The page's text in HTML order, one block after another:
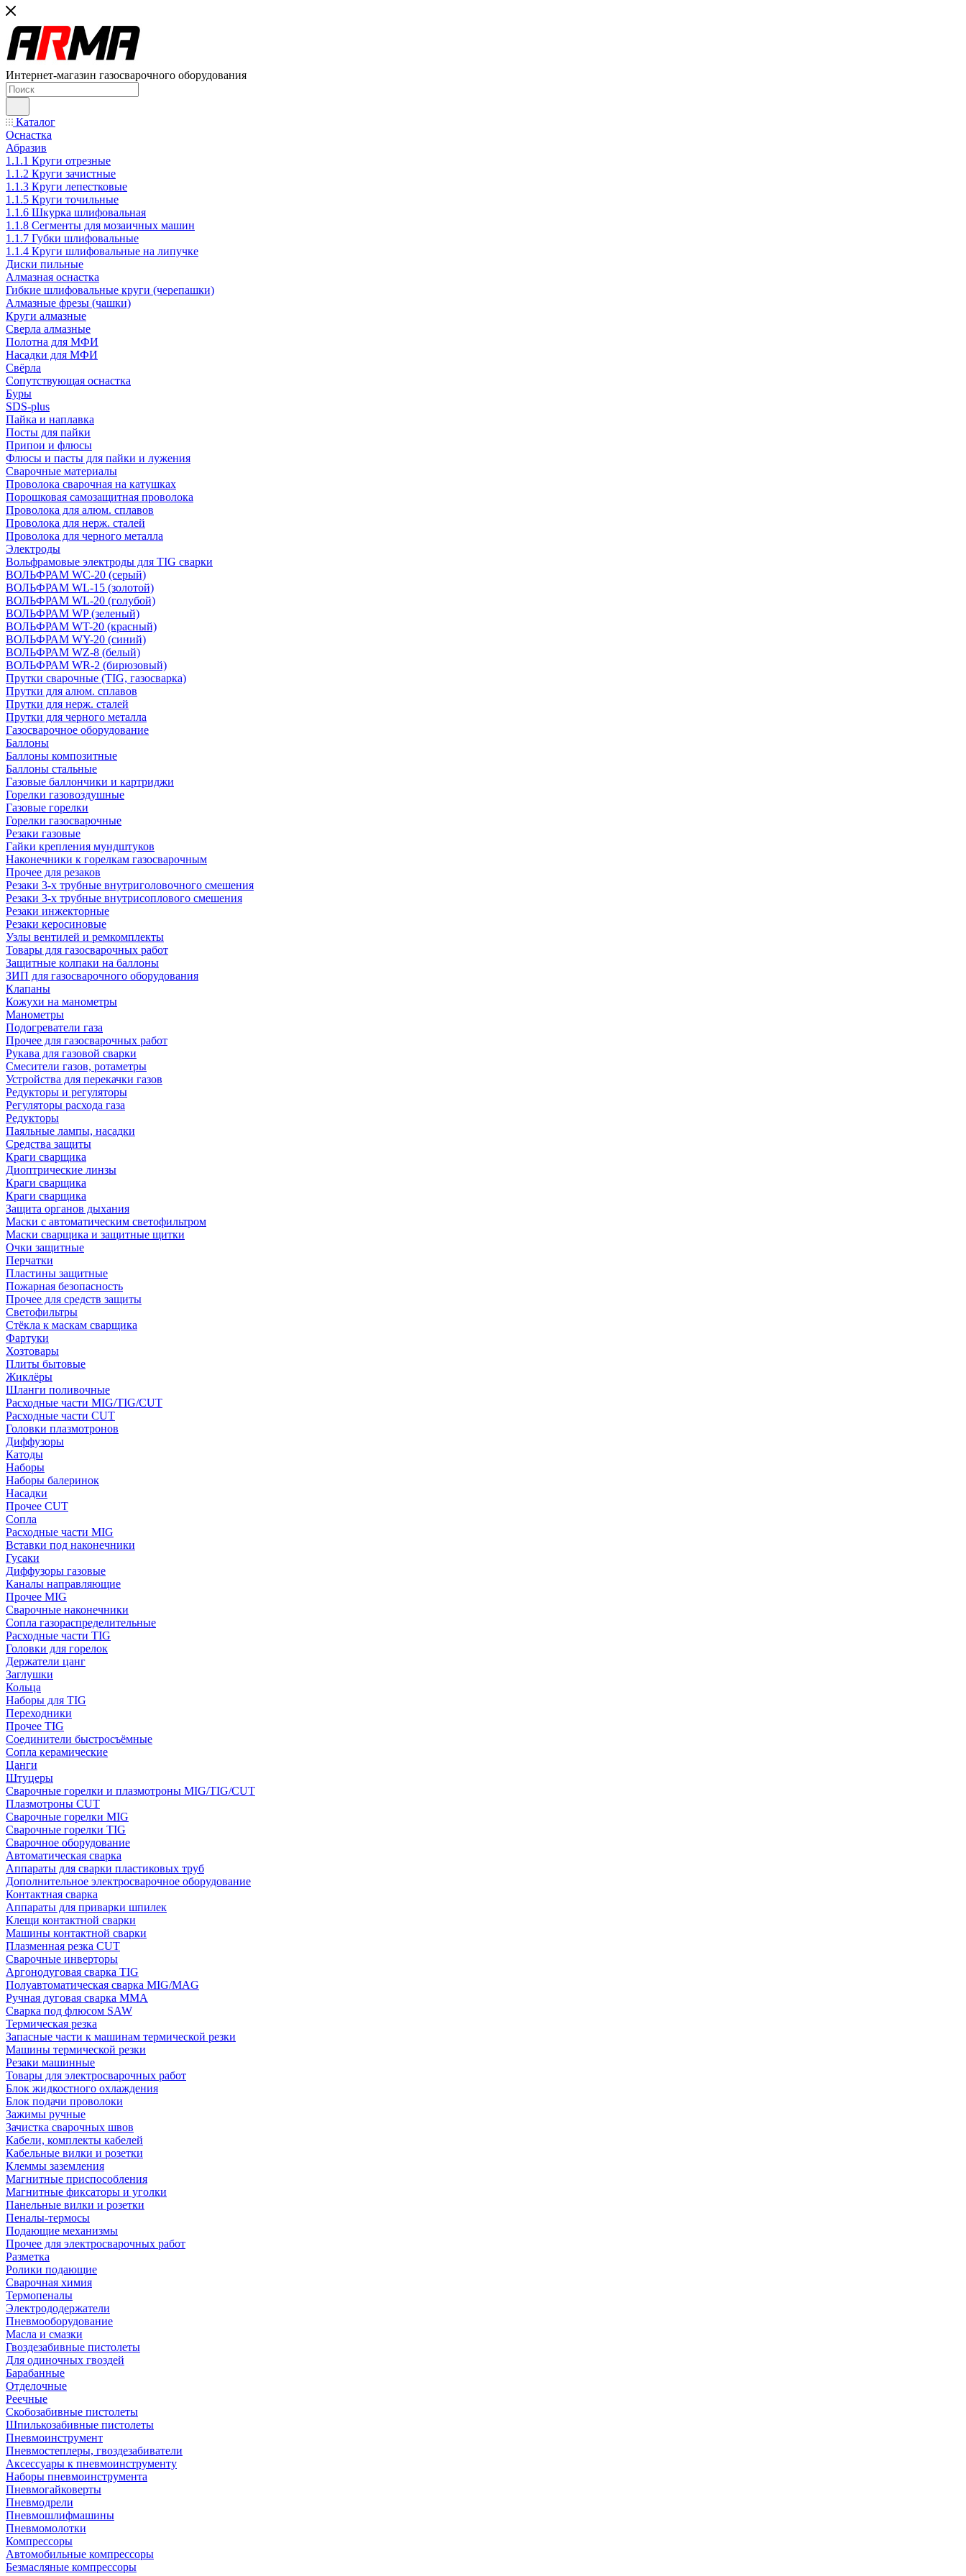
Интернет-магазин газосварочного оборудования
Каталог
Оснастка
Абразив
1.1.1 Круги отрезные
1.1.2 Круги зачистные
1.1.3 Круги лепестковые
1.1.5 Круги точильные
1.1.6 Шкурка шлифовальная
1.1.8 Сегменты для мозаичных машин
1.1.7 Губки шлифовальные
1.1.4 Круги шлифовальные на липучке
Диски пильные
Алмазная оснастка
Гибкие шлифовальные круги (черепашки)
Алмазные фрезы (чашки)
Круги алмазные
Сверла алмазные
Полотна для МФИ
Насадки для МФИ
Свёрла
Сопутствующая оснастка
Буры
SDS-plus
Пайка и наплавка
Посты для пайки
Припои и флюсы
Флюсы и пасты для пайки и лужения
Сварочные материалы
Проволока сварочная на катушках
Порошковая самозащитная проволока
Проволока для алюм. сплавов
Проволока для нерж. сталей
Проволока для черного металла
Электроды
Вольфрамовые электроды для TIG сварки
ВОЛЬФРАМ WC-20 (серый)
ВОЛЬФРАМ WL-15 (золотой)
ВОЛЬФРАМ WL-20 (голубой)
ВОЛЬФРАМ WP (зеленый)
ВОЛЬФРАМ WT-20 (красный)
ВОЛЬФРАМ WY-20 (синий)
ВОЛЬФРАМ WZ-8 (белый)
ВОЛЬФРАМ WR-2 (бирюзовый)
Прутки сварочные (TIG, газосварка)
Прутки для алюм. сплавов
Прутки для нерж. сталей
Прутки для черного металла
Газосварочное оборудование
Баллоны
Баллоны композитные
Баллоны стальные
Газовые баллончики и картриджи
Горелки газовоздушные
Газовые горелки
Горелки газосварочные
Резаки газовые
Гайки крепления мундштуков
Наконечники к горелкам газосварочным
Прочее для резаков
Резаки 3-х трубные внутриголовочного смешения
Резаки 3-х трубные внутрисоплового смешения
Резаки инжекторные
Резаки керосиновые
Узлы вентилей и ремкомплекты
Товары для газосварочных работ
Защитные колпаки на баллоны
ЗИП для газосварочного оборудования
Клапаны
Кожухи на манометры
Манометры
Подогреватели газа
Прочее для газосварочных работ
Рукава для газовой сварки
Смесители газов, ротаметры
Устройства для перекачки газов
Редукторы и регуляторы
Регуляторы расхода газа
Редукторы
Паяльные лампы, насадки
Средства защиты
Краги сварщика
Диоптрические линзы
Краги сварщика
Краги сварщика
Защита органов дыхания
Маски с автоматическим светофильтром
Маски сварщика и защитные щитки
Очки защитные
Перчатки
Пластины защитные
Пожарная безопасность
Прочее для средств защиты
Светофильтры
Стёкла к маскам сварщика
Фартуки
Хозтовары
Плиты бытовые
Жиклёры
Шланги поливочные
Расходные части MIG/TIG/CUT
Расходные части CUT
Головки плазмотронов
Диффузоры
Катоды
Наборы
Наборы балеринок
Насадки
Прочее CUT
Сопла
Расходные части MIG
Вставки под наконечники
Гусаки
Диффузоры газовые
Каналы направляющие
Прочее MIG
Сварочные наконечники
Сопла газораспределительные
Расходные части TIG
Головки для горелок
Держатели цанг
Заглушки
Кольца
Наборы для TIG
Переходники
Прочее TIG
Соединители быстросъёмные
Сопла керамические
Цанги
Штуцеры
Сварочные горелки и плазмотроны MIG/TIG/CUT
Плазмотроны CUT
Сварочные горелки MIG
Сварочные горелки TIG
Сварочное оборудование
Автоматическая сварка
Аппараты для сварки пластиковых труб
Дополнительное электросварочное оборудование
Контактная сварка
Аппараты для приварки шпилек
Клещи контактной сварки
Машины контактной сварки
Плазменная резка CUT
Сварочные инверторы
Аргонодуговая сварка TIG
Полуавтоматическая сварка MIG/MAG
Ручная дуговая сварка MMA
Сварка под флюсом SAW
Термическая резка
Запасные части к машинам термической резки
Машины термической резки
Резаки машинные
Товары для электросварочных работ
Блок жидкостного охлаждения
Блок подачи проволоки
Зажимы ручные
Зачистка сварочных швов
Кабели, комплекты кабелей
Кабельные вилки и розетки
Клеммы заземления
Магнитные приспособления
Магнитные фиксаторы и уголки
Панельные вилки и розетки
Пеналы-термосы
Подающие механизмы
Прочее для электросварочных работ
Разметка
Ролики подающие
Сварочная химия
Термопеналы
Электрододержатели
Пневмооборудование
Масла и смазки
Гвоздезабивные пистолеты
Для одиночных гвоздей
Барабанные
Отделочные
Реечные
Скобозабивные пистолеты
Шпилькозабивные пистолеты
Пневмоинструмент
Пневмостеплеры, гвоздезабиватели
Аксессуары к пневмоинструменту
Наборы пневмоинструмента
Пневмогайковерты
Пневмодрели
Пневмошлифмашины
Пневмомолотки
Компрессоры
Автомобильные компрессоры
Безмасляные компрессоры